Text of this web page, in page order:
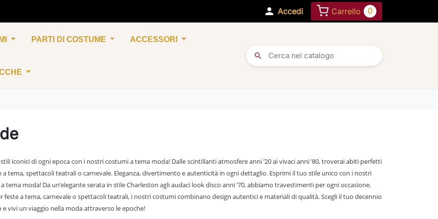
 Accedi Carrello 0
PARTI DI COSTUME ACCESSORI
search
iconici di ogni epoca con i nostri costumi a tema moda! Dalle scintillanti atmosfere anni ’20 ai vivaci anni ’80, troverai abiti perfetti
a tema, spettacoli teatrali o carnevale. Eleganza, divertimento e autenticità in ogni dettaglio. Esprimi il tuo stile unico con i nostri
tema moda! Da un’elegante serata in stile Charleston agli audaci look disco anni ’70, abbiamo travestimenti per ogni occasione.
feste a tema, carnevale o spettacoli teatrali, i nostri costumi combinano design autentici e materiali di qualità. Scegli il tuo decennio
vivi un viaggio nella moda attraverso le epoche!